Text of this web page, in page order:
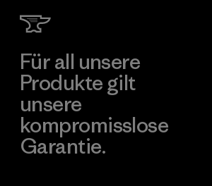
Für all unsere
Produkte gilt
unsere
kompromisslose
Garantie.